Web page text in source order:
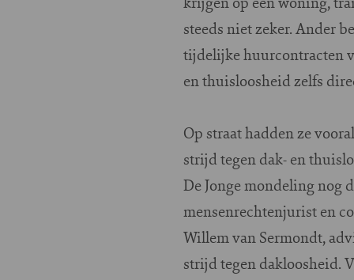
steeds niet zeker. Ander
tijdelijke huurcontracten
en thuisloosheid zelfs
Op straat hadden ze
strijd tegen dak- en
De Jonge mondeling nog
mensenrechtenjurist en
Willem van Sermondt,
strijd tegen dakloosheid.